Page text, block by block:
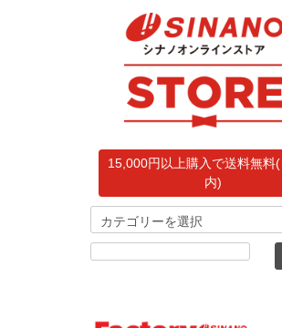
15,000円以上購入で送料無料(
内)